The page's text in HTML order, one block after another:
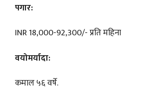
पगार:
INR 18,000-92,300/- प्रति महिना
वयोमर्यादा:
कमाल ५६ वर्षे.